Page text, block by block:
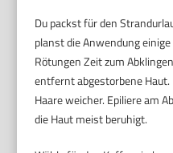
Du packst für den
planst die Anwendung
Rötungen Zeit zum
entfernt abgestorbene
Haare weicher. Epiliere am
die Haut meist beruhigt.